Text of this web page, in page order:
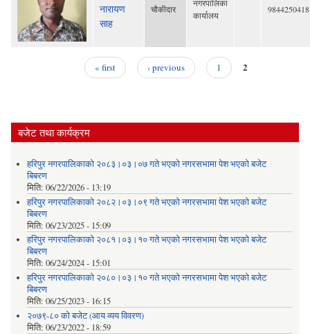
नारायण
साह
चौकीदार
नगरपालिका
कार्यालय
9844250418
« first ‹ previous 1 2
बजेट तथा कार्यक्रम
हरिपुर नगरपालिकाको २०८३।०३।०७ गते भएको नगरसभामा पेश भएको बजेट
बिबरण
मिति: 06/22/2026 - 13:19
हरिपुर नगरपालिकाको २०८२।०३।०९ गते भएको नगरसभामा पेश भएको बजेट
बिबरण
मिति: 06/23/2025 - 15:09
हरिपुर नगरपालिकाको २०८१।०३।१० गते भएको नगरसभामा पेश भएको बजेट
बिबरण
मिति: 06/24/2024 - 15:01
हरिपुर नगरपालिकाको २०८०।०३।१० गते भएको नगरसभामा पेश भएको बजेट
बिबरण
मिति: 06/25/2023 - 16:15
२०७९-८० को बजेट (आय व्यय विवरण)
मिति: 06/23/2022 - 18:59